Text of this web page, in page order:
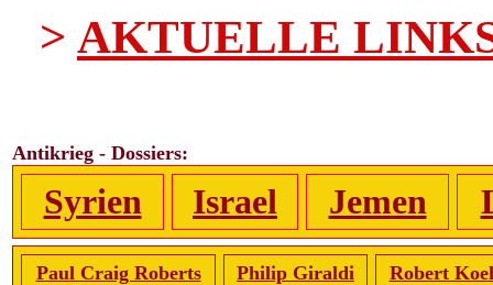
> AKTUELLE
Antikrieg - Dossiers:
Syrien Israel Jemen
Paul Craig Roberts Philip Giraldi Robert